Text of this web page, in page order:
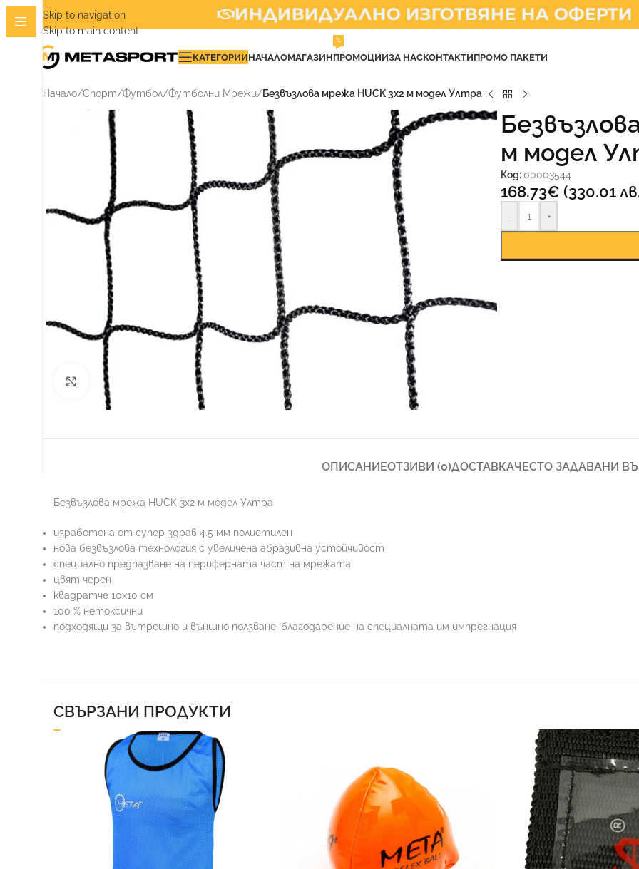
Skip to navigation
Skip to main content
ИНДИВИДУАЛНО ИЗГОТВЯНЕ НА ОФЕРТИ
КАТЕГОРИИНАЧАЛОМАГАЗИНПРОМОЦИИ
%
ЗА НАСКОНТАКТИПРОМО ПАКЕТИ
Начало/Спорт/Футбол/Футболни Мрежи/Безвъзлова мрежа HUCK 3х2 м модел Ултра
Увеличи
м модел
Код: 00003544
168.73€ (330.01
- +
ОПИСАНИЕОТЗИВИ (0)ДОСТАВКАЧЕСТО ЗАДАВАНИ
Безвъзлова мрежа HUCK 3х2 м модел Ултра
изработена от супер здрав 4.5 мм полиетилен
нова безвъзлова технология с увеличена абразивна устойчивост
специално предпазване на периферната част на мрежата
цвят черен
квадратче 10х10 см
100 % нетоксични
подходящи за вътрешно и външно ползване, благодарение на специалната им импрегнация
СВЪРЗАНИ ПРОДУКТИ